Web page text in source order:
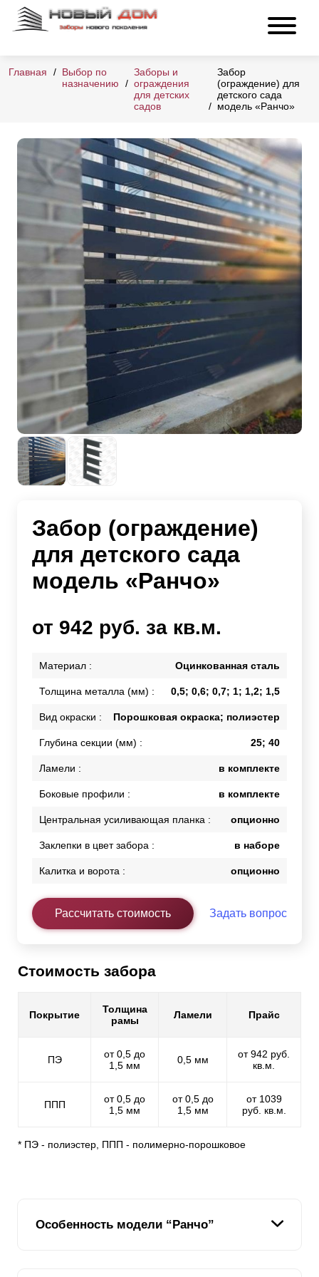
Главная
Выбор по
назначению
Заборы и
ограждения
для детских
садов
Забор
(ограждение) для
детского сада
модель «Ранчо»
Забор (ограждение)
для детского сада
модель «Ранчо»
от 942 руб. за кв.м.
Материал : Оцинкованная сталь
Толщина металла (мм) : 0,5; 0,6; 0,7; 1; 1,2; 1,5
Вид окраски : Порошковая окраска; полиэстер
Глубина секции (мм) : 25; 40
Ламели : в комплекте
Боковые профили : в комплекте
Центральная усиливающая планка : опционно
Заклепки в цвет забора : в наборе
Калитка и ворота : опционно
Рассчитать стоимость Задать вопрос
Стоимость забора
Покрытие
Толщина
рамы
Ламели Прайс
ПЭ
от 0,5 до
1,5 мм
0,5 мм
от 942 руб.
кв.м.
ППП
от 0,5 до
1,5 мм
от 0,5 до
1,5 мм
от 1039
руб. кв.м.
* ПЭ - полиэстер, ППП - полимерно-порошковое
Особенность модели “Ранчо”